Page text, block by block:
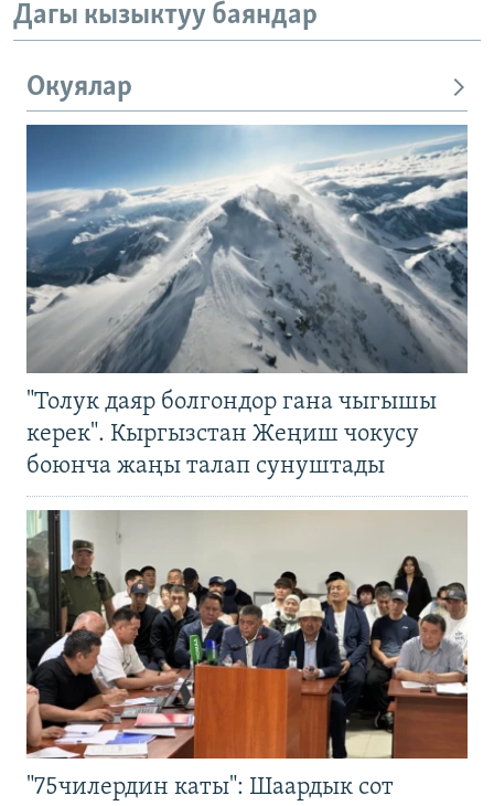
Дагы кызыктуу баяндар
Окуялар
"Толук даяр болгондор гана чыгышы
керек". Кыргызстан Жеңиш чокусу
боюнча жаңы талап сунуштады
"75чилердин каты": Шаардык сот